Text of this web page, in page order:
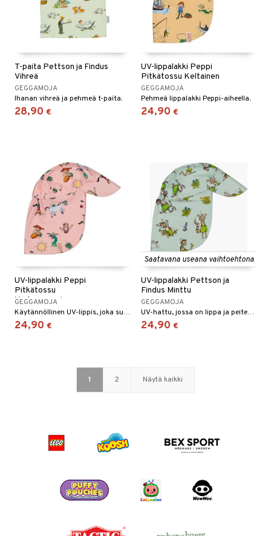
T-paita Pettson ja Findus
Vihreä
GEGGAMOJA
Ihanan vihreä ja pehmeä t-paita.
28,90 €
UV-lippalakki Peppi
Pitkätossu Keltainen
GEGGAMOJA
Pehmeä lippalakki Peppi-aiheella.
24,90 €
UV-lippalakki Peppi
Pitkätossu
Vaaleanpunainen
GEGGAMOJA
Käytännöllinen UV-lippis, joka suojaa auringolta.
24,90 €
Saatavana useana vaihtoehtona
UV-lippalakki Pettson ja
Findus Minttu
GEGGAMOJA
UV-hattu, jossa on lippa ja peitetty niska.
24,90 €
1 2 Näytä kaikki